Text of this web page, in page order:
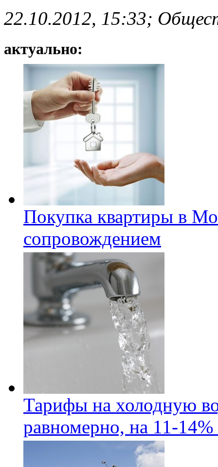
22.10.2012, 15:33;
актуально:
Покупка квартиры в
сопровождением
Тарифы на холодную
равномерно, на 11-14%